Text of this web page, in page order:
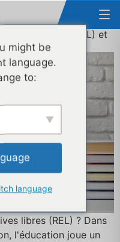
libres (REL) et
libres (REL) ? Dans
l'éducation joue un
might be
language.
to:
language